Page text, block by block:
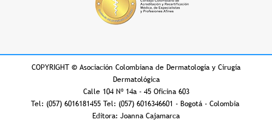
COPYRIGHT © Asociación Colombiana de Dermatología y Cirugía
Dermatológica
Calle 104 Nº 14a - 45 Oficina 603
Tel: (057) 6016181455 Tel: (057) 6016346601 - Bogotá - Colombia
Editora: Joanna Cajamarca